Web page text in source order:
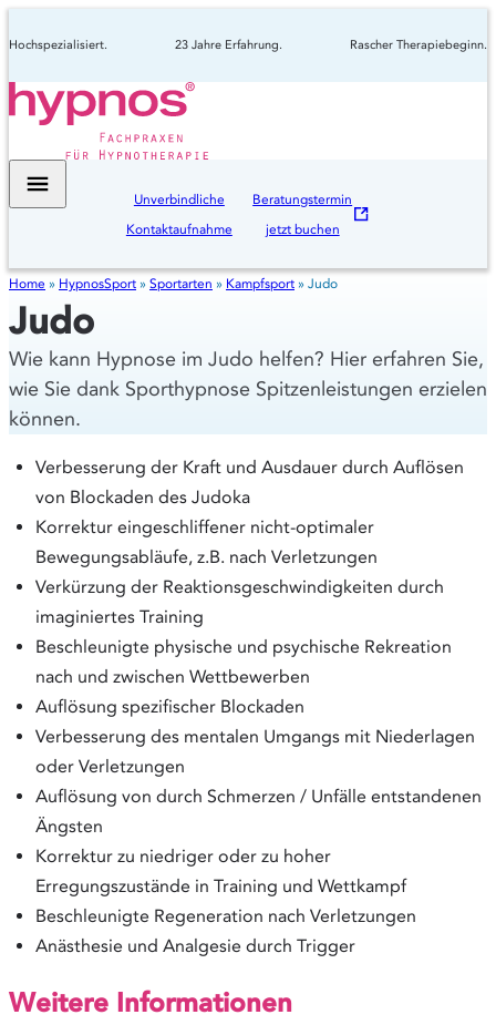
Hochspezialisiert. 23 Jahre Erfahrung. Rascher Therapiebeginn.
Unverbindliche
Kontaktaufnahme
Beratungstermin
jetzt buchen
Home » HypnosSport » Sportarten » Kampfsport » Judo
Judo
Wie kann Hypnose im Judo helfen? Hier erfahren Sie,
wie Sie dank Sporthypnose Spitzenleistungen erzielen
können.
Verbesserung der Kraft und Ausdauer durch Auflösen
von Blockaden des Judoka
Korrektur eingeschliffener nicht-optimaler
Bewegungsabläufe, z.B. nach Verletzungen
Verkürzung der Reaktionsgeschwindigkeiten durch
imaginiertes Training
Beschleunigte physische und psychische Rekreation
nach und zwischen Wettbewerben
Auflösung spezifischer Blockaden
Verbesserung des mentalen Umgangs mit Niederlagen
oder Verletzungen
Auflösung von durch Schmerzen / Unfälle entstandenen
Ängsten
Korrektur zu niedriger oder zu hoher
Erregungszustände in Training und Wettkampf
Beschleunigte Regeneration nach Verletzungen
Anästhesie und Analgesie durch Trigger
Weitere Informationen